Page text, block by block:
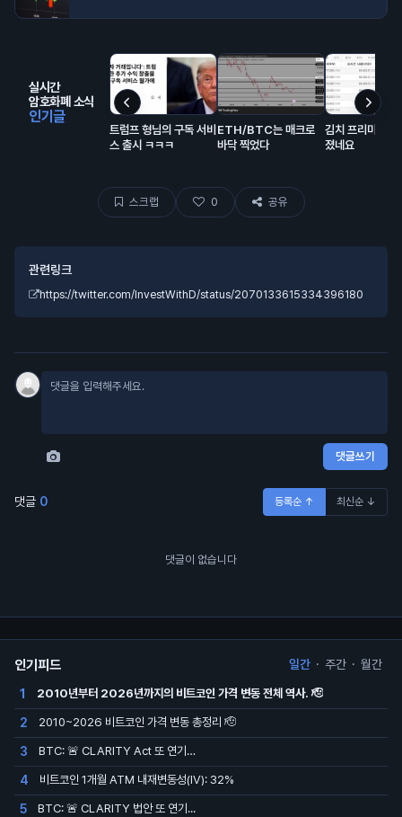
실시간
암호화폐 소식
인기글
트럼프 형님의 구독 서비
스 출시 ㅋㅋㅋ
ETH/BTC는 매크로
바닥 찍었다
김치 프리미엄
졌네요
스크랩 0 공유
관련링크
https://twitter.com/InvestWithD/status/2070133615334396180
댓글쓰기
댓글 0 등록순 ↑ 최신순 ↓
댓글이 없습니다
인기피드 일간 · 주간 · 월간
1 2010년부터 2026년까지의 비트코인 가격 변동 전체 역사. 🫡
2 2010~2026 비트코인 가격 변동 총정리 🫡
3 BTC: 🚨 CLARITY Act 또 연기…
4 비트코인 1개월 ATM 내재변동성(IV): 32%
5 BTC: 🚨 CLARITY 법안 또 연기...